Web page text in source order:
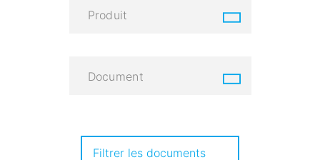
Produit
Document
Filtrer les documents